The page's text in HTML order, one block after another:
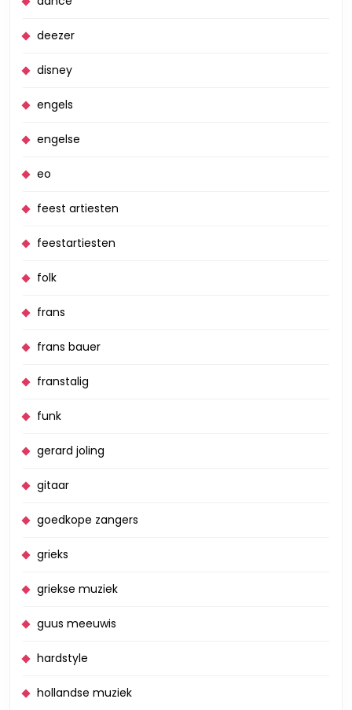
deezer
disney
engels
engelse
eo
feest artiesten
feestartiesten
folk
frans
frans bauer
franstalig
funk
gerard joling
gitaar
goedkope zangers
grieks
griekse muziek
guus meeuwis
hardstyle
hollandse muziek